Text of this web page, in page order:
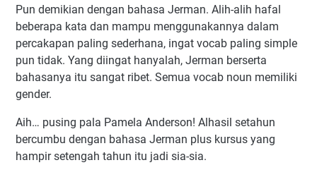
Pun demikian dengan bahasa Jerman. Alih-alih hafal
beberapa kata dan mampu menggunakannya dalam
percakapan paling sederhana, ingat vocab paling simple
pun tidak. Yang diingat hanyalah, Jerman berserta
bahasanya itu sangat ribet. Semua vocab noun memiliki
gender.
Aih… pusing pala Pamela Anderson! Alhasil setahun
bercumbu dengan bahasa Jerman plus kursus yang
hampir setengah tahun itu jadi sia-sia.